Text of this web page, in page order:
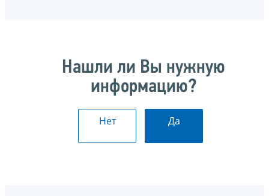
Нашли ли Вы нужную
информацию?
Нет Да